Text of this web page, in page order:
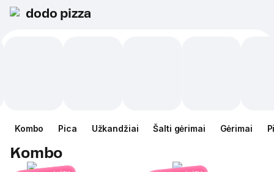
dodo pizza
Kombo Pica Užkandžiai Šalti gėrimai Gėrimai
Kombo